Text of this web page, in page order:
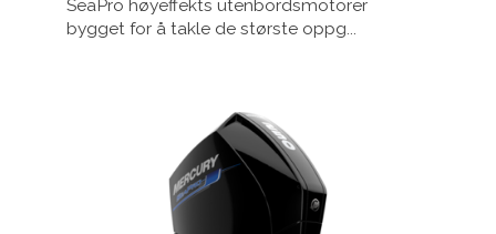
SeaPro høyeffekts utenbordsmotorer
bygget for å takle de største oppg...